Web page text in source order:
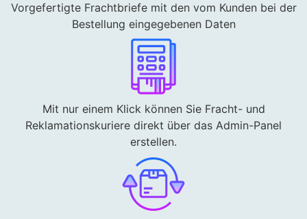
Vorgefertigte Frachtbriefe mit den vom Kunden bei der
Bestellung eingegebenen Daten
Mit nur einem Klick können Sie Fracht- und
Reklamationskuriere direkt über das Admin-Panel
erstellen.